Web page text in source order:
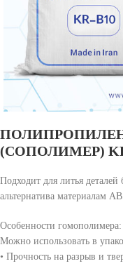
(СОПОЛИМЕР)
Подходит для литья
альтернатива материалам
Особенности гомополимера:
Можно использовать в
• Прочность на разрыв и